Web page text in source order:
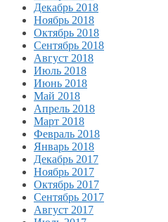
Декабрь 2018
Ноябрь 2018
Октябрь 2018
Сентябрь 2018
Август 2018
Июль 2018
Июнь 2018
Май 2018
Апрель 2018
Март 2018
Февраль 2018
Январь 2018
Декабрь 2017
Ноябрь 2017
Октябрь 2017
Сентябрь 2017
Август 2017